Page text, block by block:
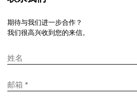
期待与我们进一步合作？
我们很高兴收到您的来信。